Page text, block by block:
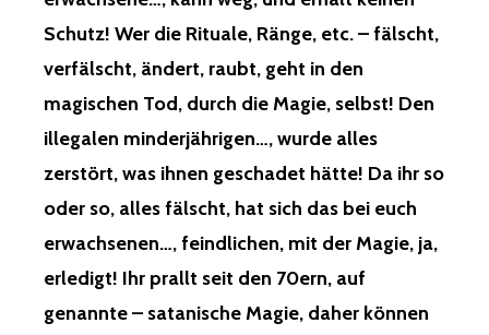
Schutz! Wer die Rituale, Ränge, etc. – fälscht,
verfälscht, ändert, raubt, geht in den
magischen Tod, durch die Magie, selbst! Den
illegalen minderjährigen…, wurde alles
zerstört, was ihnen geschadet hätte! Da ihr so
oder so, alles fälscht, hat sich das bei euch
erwachsenen…, feindlichen, mit der Magie, ja,
erledigt! Ihr prallt seit den 70ern, auf
genannte – satanische Magie, daher können